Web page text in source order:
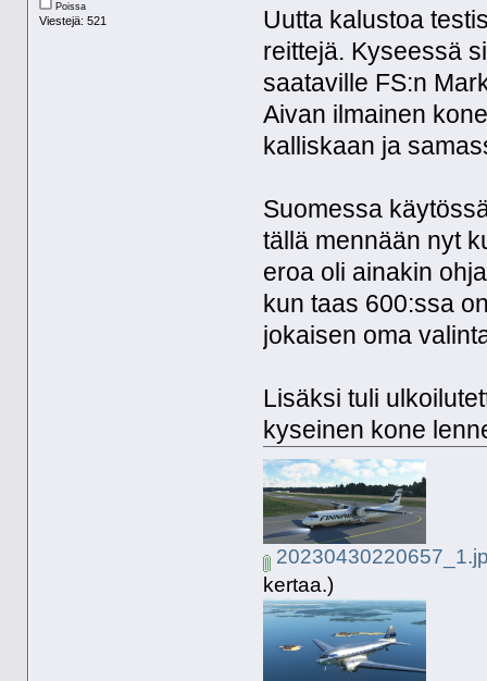
Poissa
Viestejä: 521
Uutta kalustoa
reittejä. Kyseessä
saataville FS:n
Aivan ilmainen
kalliskaan ja
Suomessa
tällä mennään nyt
eroa oli ainakin
kun taas 600:ssa
jokaisen oma
Lisäksi tuli
kyseinen kone
kertaa.)